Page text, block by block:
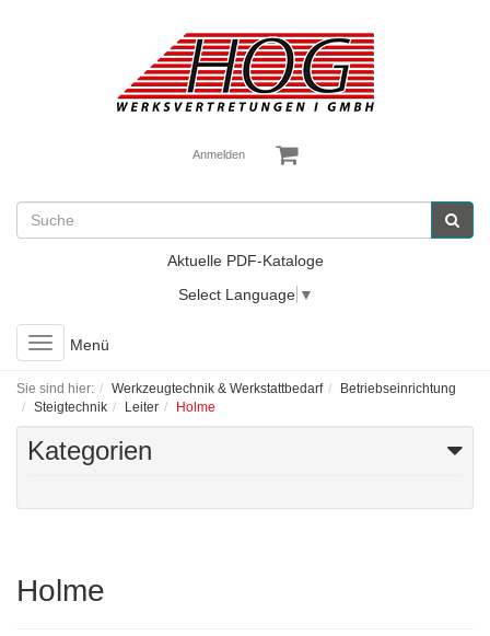
Anmelden
Aktuelle PDF-Kataloge
Select Language ▼
Toggle
navigation
Menü
Sie sind hier: Werkzeugtechnik & Werkstattbedarf
Betriebseinrichtung
Steigtechnik
Leiter Holme
Kategorien
Holme